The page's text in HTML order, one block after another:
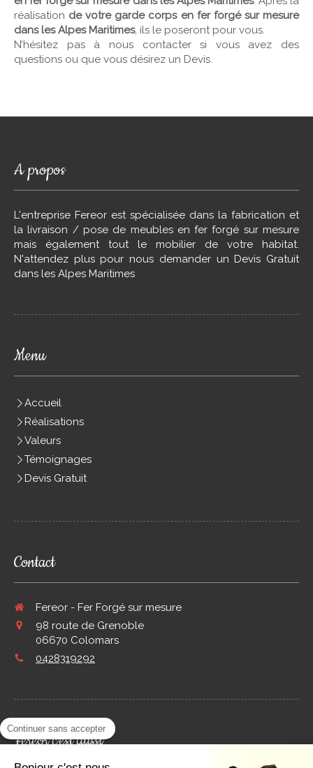
réalisation de votre garde corps en fer forgé sur mesure
dans les Alpes Maritimes, ils le poseront pour vous.
N’hésitez pas à nous contacter si vous avez des
questions ou que vous désirez un Devis.
A propos
L'entreprise Fereor est spécialisée dans la fabrication et
la livraison / pose de meubles en fer forgé sur mesure
mais également tout le mobilier de votre habitat.
N'attendez plus pour nous demander un Devis Gratuit
dans les Alpes Maritimes
Menu
Accueil
Réalisations
Valeurs
Témoignages
Devis Gratuit
Contact
Fereor - Fer Forgé sur mesure
98 route de Grenoble
06670 Colomars
0428319292
Fereor c'est aussi
Continuer sans accepter